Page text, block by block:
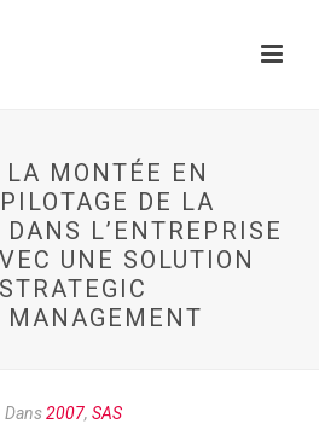
MONTÉE EN
DE LA
L’ENTREPRISE
UNE SOLUTION
MANAGEMENT
Dans2007, SAS